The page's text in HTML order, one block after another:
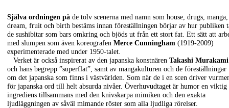
Själva ordningen på de tolv scenerna med namn som house, drugs, manga,
dream, fruit och birth bestäms innan föreställningen börjar av hur publiken
de sushibitar som bars omkring och bjöds ut från ett stort fat. Ett sätt att
med slumpen som även koreografen Merce Cunningham (1919-2009)
experimenterade med under 1950-talet.
Verket är också inspirerat av den japanska konstnären Takashi Murakami
och hans begrepp ”superflat”, samt av mangakulturen och de föreställningar
om det japanska som finns i västvärlden. Som när de i en scen driver
för japanska ord till helt absurda nivåer. Överhuvudtaget är humor en viktig
ingrediens tillsammans med den knivskarpa mimiken och den exakta
ljudläggningen av såväl mimande röster som alla ljudliga rörelser.